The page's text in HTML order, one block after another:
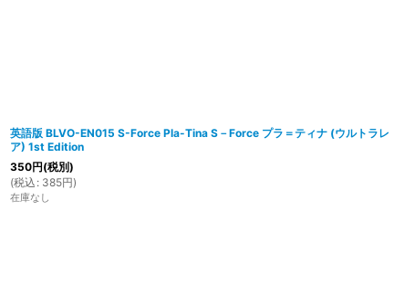
英語版 BLVO-EN015 S-Force Pla-Tina S－Force プラ＝ティナ (ウルトラレ
ア) 1st Edition
350円(税別)
(税込 : 385円)
在庫なし